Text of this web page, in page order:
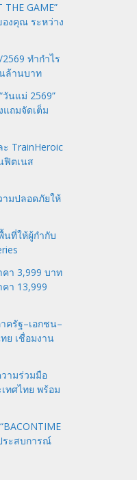
GAME”
งคุณ ระหว่าง
ทำกำไร
ล้านบาท
นแม่ 2569”
ถมจัดเต็ม
ะ TrainHeroic
ฟิตเนส
ามปลอดภัยให้
นที่ให้ผู้กำกับ
คา 3,999 บาท
า 13,999
ครัฐ–เอกชน–
ย เชื่อมงาน
ามร่วมมือ
ทศไทย พร้อม
ระสบการณ์